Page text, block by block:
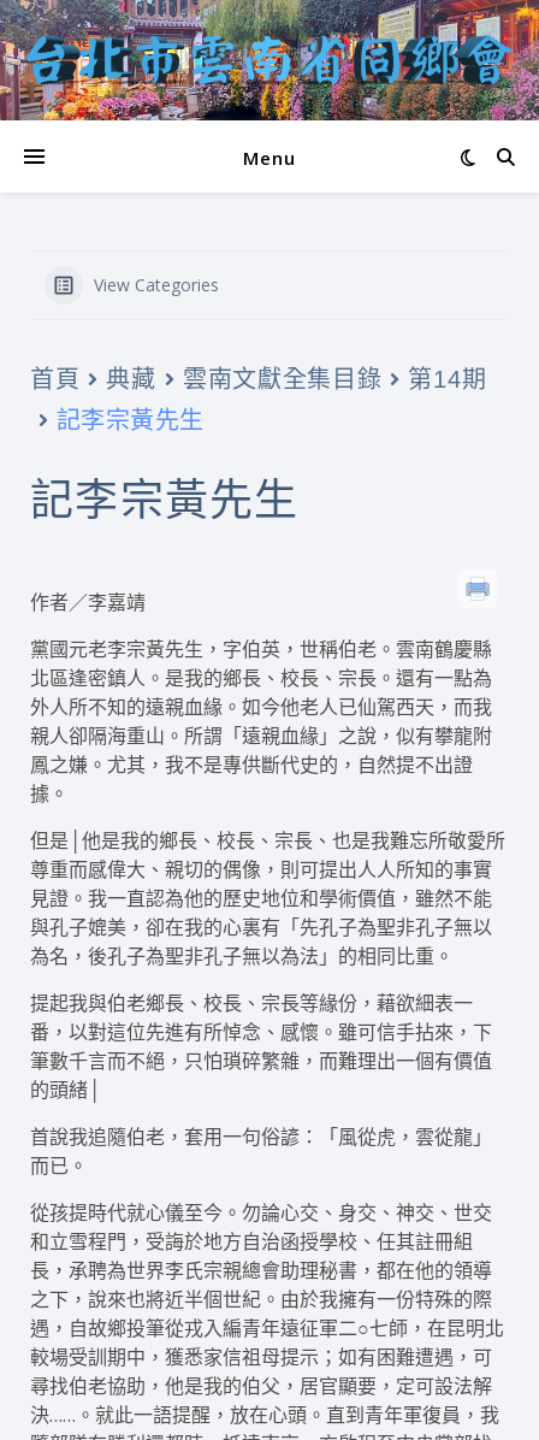
Menu
View Categories
首頁 典藏 雲南文獻全集目錄 第14期
記李宗黃先生
記李宗黃先生
作者／李嘉靖
黨國元老李宗黃先生，字伯英，世稱伯老。雲南鶴慶縣
北區逢密鎮人。是我的鄉長、校長、宗長。還有一點為
外人所不知的遠親血緣。如今他老人已仙駕西天，而我
親人卻隔海重山。所謂「遠親血緣」之說，似有攀龍附
鳳之嫌。尤其，我不是專供斷代史的，自然提不出證
據。
但是│他是我的鄉長、校長、宗長、也是我難忘所敬愛所
尊重而感偉大、親切的偶像，則可提出人人所知的事實
見證。我一直認為他的歷史地位和學術價值，雖然不能
與孔子媲美，卻在我的心裏有「先孔子為聖非孔子無以
為名，後孔子為聖非孔子無以為法」的相同比重。
提起我與伯老鄉長、校長、宗長等緣份，藉欲細表一
番，以對這位先進有所悼念、感懷。雖可信手拈來，下
筆數千言而不絕，只怕瑣碎繁雜，而難理出一個有價值
的頭緒│
首說我追隨伯老，套用一句俗諺：「風從虎，雲從龍」
而已。
從孩提時代就心儀至今。勿論心交、身交、神交、世交
和立雪程門，受誨於地方自治函授學校、任其註冊組
長，承聘為世界李氏宗親總會助理秘書，都在他的領導
之下，說來也將近半個世紀。由於我擁有一份特殊的際
遇，自故鄉投筆從戎入編青年遠征軍二○七師，在昆明北
較場受訓期中，獲悉家信祖母提示；如有困難遭遇，可
尋找伯老協助，他是我的伯父，居官顯要，定可設法解
決……。就此一語提醒，放在心頭。直到青年軍復員，我